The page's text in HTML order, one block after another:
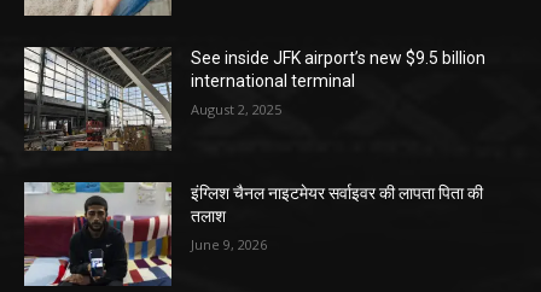
See inside JFK airport’s new $9.5 billion
international terminal
August 2, 2025
इंग्लिश चैनल नाइटमेयर सर्वाइवर की लापता पिता की
तलाश
June 9, 2026